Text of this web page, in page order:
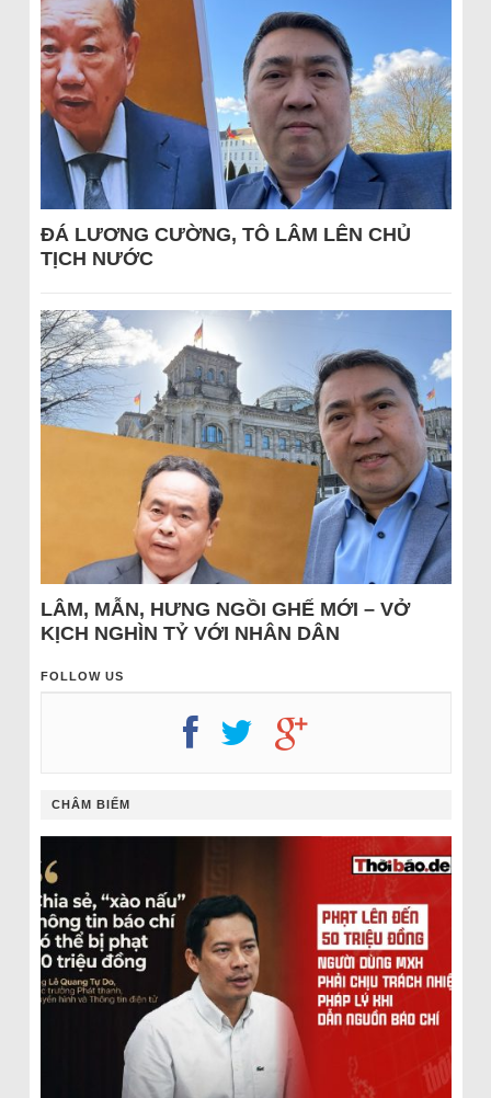
ĐÁ LƯƠNG CƯỜNG, TÔ LÂM LÊN CHỦ
TỊCH NƯỚC
LÂM, MẪN, HƯNG NGỒI GHẾ MỚI – VỞ
KỊCH NGHÌN TỶ VỚI NHÂN DÂN
FOLLOW US
CHÂM BIẾM